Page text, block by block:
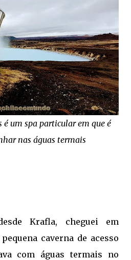
um spa particular em que é
nas águas termais
Krafla, cheguei em
caverna de acesso
com águas termais no